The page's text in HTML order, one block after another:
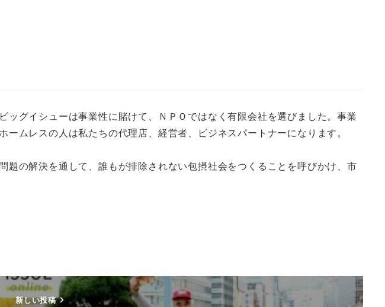
グイシューは事業性に賭けて、ＮＰＯではなく有限会社を選びました。事業
ムレスの人は私たちの代理店、経営者、ビジネスパートナーになります。
の解決を通して、誰もが排除されない包摂社会をつくることを呼びかけ、市
新しい投稿